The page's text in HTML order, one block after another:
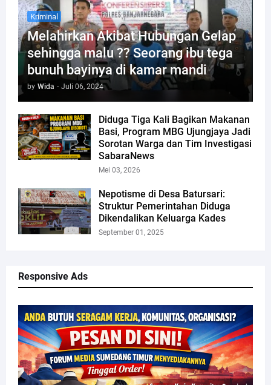
Kriminal
Melahirkan Akibat Hubungan Gelap
sehingga malu ?? Seorang ibu tega
bunuh bayinya di kamar mandi
by Wida - Juli 06, 2024
Diduga Tiga Kali Bagikan Makanan
Basi, Program MBG Ujungjaya Jadi
Sorotan Warga dan Tim Investigasi
SabaraNews
Mei 03, 2026
Nepotisme di Desa Batursari:
Struktur Pemerintahan Diduga
Dikendalikan Keluarga Kades
September 01, 2025
Responsive Ads